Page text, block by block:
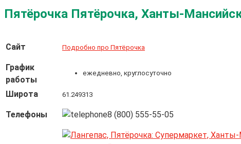
Пятёрочка Пятёрочка, Ханты-
Сайт Подробно про Пятёрочка
График
работы
ежедневно, круглосуточно
Широта 61.249313
Телефоны 8 (800) 555-55-05